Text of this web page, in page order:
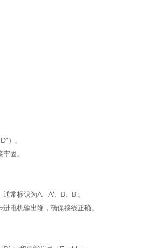
）。
固。
常标识为A、A'、B、B'。
电机输出端，确保接线正确。